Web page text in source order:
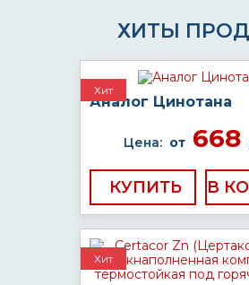
ХИТЫ
Хит
Аналог Цинотана
Цена: от668
КУПИТЬ
Хит